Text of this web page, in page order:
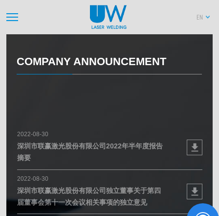
EN
COMPANY ANNOUNCEMENT
2022-08-30
深圳市联赢激光股份有限公司2022年半年度报告
摘要
2022-08-30
深圳市联赢激光股份有限公司独立董事关于第四
届董事会第十一次会议相关事项的独立意见